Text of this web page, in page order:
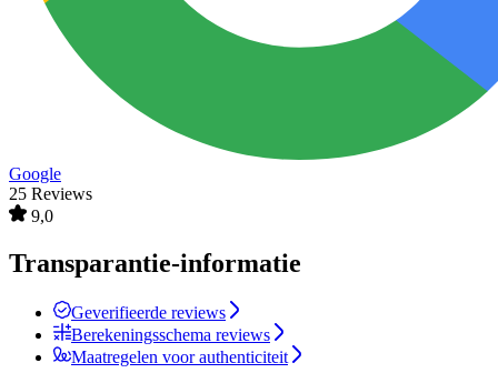
Google
25 Reviews
9,0
Transparantie-informatie
Geverifieerde reviews
Berekeningsschema reviews
Maatregelen voor authenticiteit